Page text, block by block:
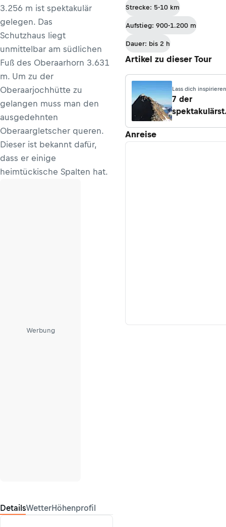
3.256 m ist spektakulär
gelegen. Das
Schutzhaus liegt
unmittelbar am südlichen
Fuß des Oberaarhorn 3.631
m. Um zu der
Oberaarjochhütte zu
gelangen muss man den
ausgedehnten
Oberaargletscher queren.
Dieser ist bekannt dafür,
dass er einige
heimtückische Spalten hat.
Werbung
DetailsWetterHöhenprofil
Strecke: 5-10 km
Aufstieg: 900-1.200 m
Dauer: bis 2 h
Artikel zu dieser Tour
Lass dich inspirieren
7 der
Anreise